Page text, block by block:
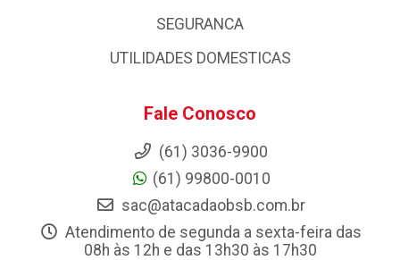
SEGURANCA
UTILIDADES DOMESTICAS
Fale Conosco
(61) 3036-9900
(61) 99800-0010
sac@atacadaobsb.com.br
Atendimento de segunda a sexta-feira das
08h às 12h e das 13h30 às 17h30